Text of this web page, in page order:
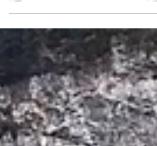
Isvicre Alplerinde gecirdigimiz rüya gibi bir hafta
sonunun tüm detaylari burada... Nerede kalinir,,